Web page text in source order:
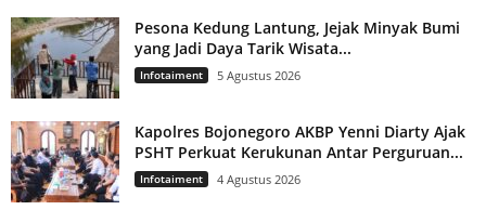
Pesona Kedung Lantung, Jejak Minyak Bumi
yang Jadi Daya Tarik Wisata...
Infotaiment 5 Agustus 2026
Kapolres Bojonegoro AKBP Yenni Diarty Ajak
PSHT Perkuat Kerukunan Antar Perguruan...
Infotaiment 4 Agustus 2026